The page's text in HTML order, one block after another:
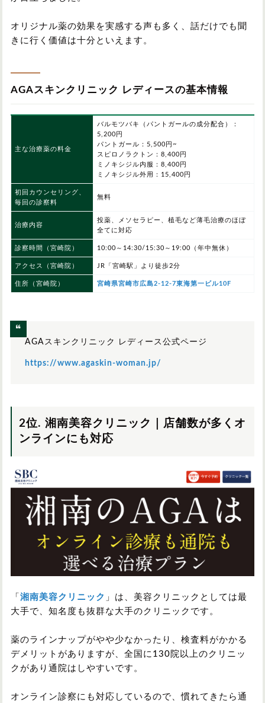
オリジナル薬の効果を実感する声も多く、話だけでも聞
きに行く価値は十分といえます。
AGAスキンクリニック レディースの基本情報
主な治療薬の料金
バルモツバキ（パントガールの成分配合）：
5,200円
パントガール：5,500円~
スピロノラクトン：8,400円
ミノキシジル内服：8,400円
ミノキシジル外用：15,400円
初回カウンセリング、
毎回の診察料
無料
治療内容
投薬、メソセラピー、植毛など薄毛治療のほぼ
全てに対応
診察時間 （宮崎院） 10:00～14:30/15:30～19:00（年中無休）
アクセス（宮崎院） JR「宮崎駅」より徒歩2分
住所（宮崎院） 宮崎県宮崎市広島2-12-7東海第一ビル10F
AGAスキンクリニック レディース公式ページ
https://www.agaskin-woman.jp/
2位. 湘南美容クリニック｜店舗数が多くオ
ンラインにも対応
「 湘南美容クリニック 」は、美容クリニックとしては最
大手で、知名度も抜群な大手のクリニックです。
薬のラインナップがやや少なかったり、検査料がかかる
デメリットがありますが、全国に130院以上のクリニッ
クがあり通院はしやすいです。
オンライン診察にも対応しているので、慣れてきたら通